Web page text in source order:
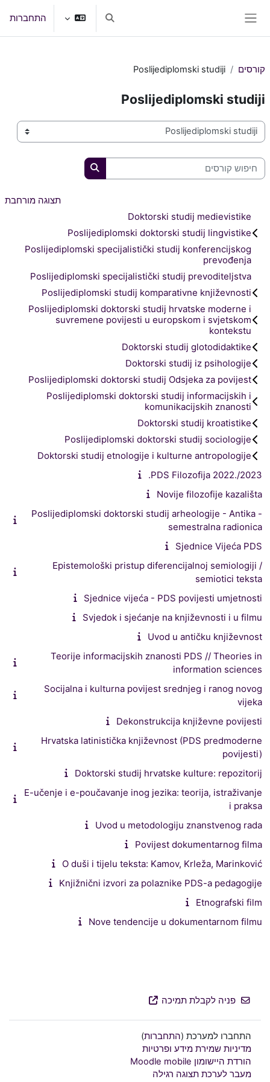
הצגה או הסתרה של קלט
התחברות
קורסים Poslijediplomski studiji
Poslijediplomski studiji
קטגוריות קורסים
חיפוש קורסים
חיפוש קורסים
תצוגה מורחבת
Doktorski studij medievistike
Poslijediplomski doktorski studij lingvistike
Poslijediplomski specijalistički studij konferencijskog
prevođenja
Poslijediplomski specijalistički studij prevoditeljstva
Poslijediplomski studij komparativne književnosti
Poslijediplomski doktorski studij hrvatske moderne i
suvremene povijesti u europskom i svjetskom
kontekstu
Doktorski studij glotodidaktike
Doktorski studij iz psihologije
Poslijediplomski doktorski studij Odsjeka za povijest
Poslijediplomski doktorski studij informacijskih i
komunikacijskih znanosti
Doktorski studij kroatistike
Poslijediplomski doktorski studij sociologije
Doktorski studij etnologije i kulturne antropologije
PDS Filozofija 2022./2023.
Novije filozofije kazališta
Poslijediplomski doktorski studij arheologije - Antika -
semestralna radionica
Sjednice Vijeća PDS
Epistemološki pristup diferencijalnoj semiologiji /
semiotici teksta
Sjednice vijeća - PDS povijesti umjetnosti
Svjedok i sjećanje na književnosti i u filmu
Uvod u antičku književnost
Teorije informacijskih znanosti PDS // Theories in
information sciences
Socijalna i kulturna povijest srednjeg i ranog novog
vijeka
Dekonstrukcija književne povijesti
Hrvatska latinistička književnost (PDS predmoderne
povijesti)
Doktorski studij hrvatske kulture: repozitorij
E-učenje i e-poučavanje inog jezika: teorija, istraživanje
i praksa
Uvod u metodologiju znanstvenog rada
Povijest dokumentarnog filma
O duši i tijelu teksta: Kamov, Krleža, Marinković
Knjižnični izvori za polaznike PDS-a pedagogije
Etnografski film
Nove tendencije u dokumentarnom filmu
פניה לקבלת תמיכה
התחברו למערכת (התחברות)
מדיניות שמירת מידע ופרטיות
הורדת היישומון Moodle mobile
מעבר לערכת תצוגה רגילה